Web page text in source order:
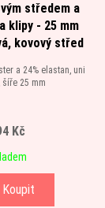
středem a
klipy - 25 mm
kovový střed
a 24% elastan, uni
25 mm
Kč
Koupit